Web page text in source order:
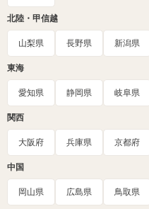
北陸・甲信越
山梨県 長野県 新潟県
東海
愛知県 静岡県 岐阜県
関西
大阪府 兵庫県 京都府
中国
岡山県 広島県 鳥取県